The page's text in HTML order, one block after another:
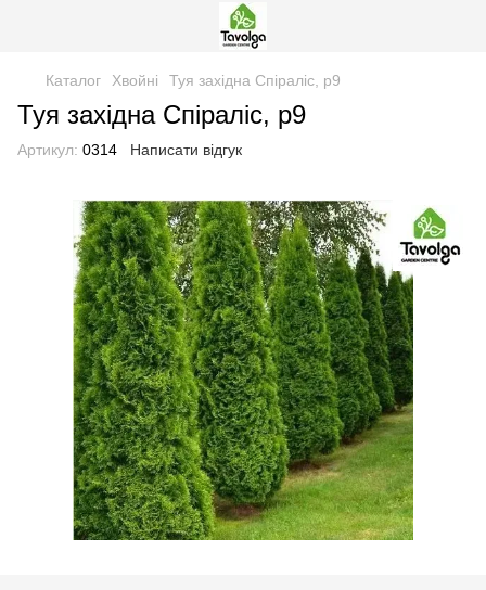
Каталог Хвойні Туя західна Спіраліс, р9
Туя західна Спіраліс, р9
Артикул: 0314 Написати відгук